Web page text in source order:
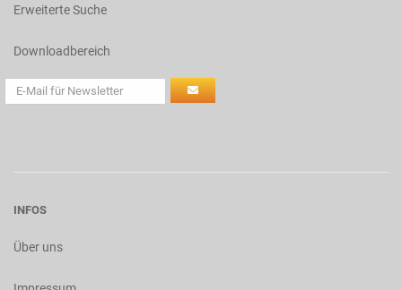
Erweiterte Suche
Downloadbereich
INFOS
Über uns